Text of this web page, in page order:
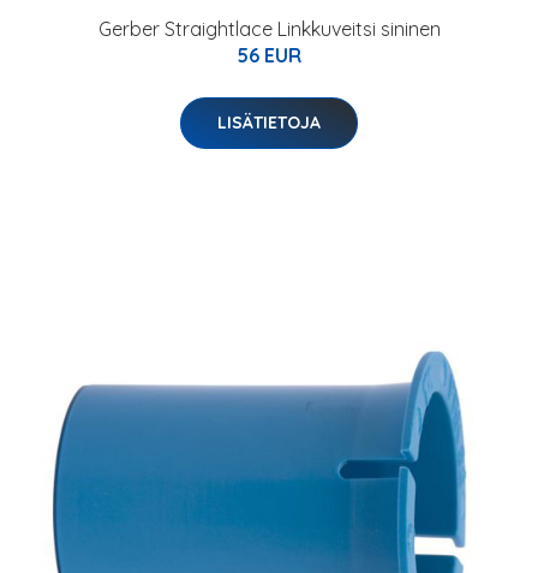
Gerber Straightlace Linkkuveitsi sininen
56 EUR
LISÄTIETOJA